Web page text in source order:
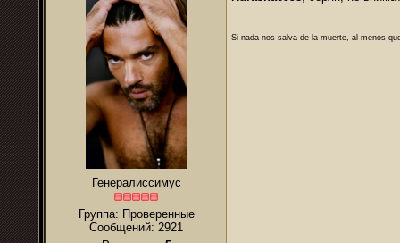
Генералиссимус
Группа: Проверенные
Сообщений: 2921
Si nada nos salva de la muerte, al menos